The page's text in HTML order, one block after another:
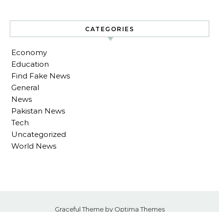
CATEGORIES
Economy
Education
Find Fake News
General
News
Pakistan News
Tech
Uncategorized
World News
Graceful Theme by Optima Themes